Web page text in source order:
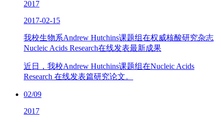
2017
2017-02-15
我校生物系Andrew Hutchins课题组在权威核酸研究杂志
Nucleic Acids Research在线发表最新成果
近日，我校Andrew Hutchins课题组在Nucleic Acids
Research 在线发表篇研究论文。
02/09
2017